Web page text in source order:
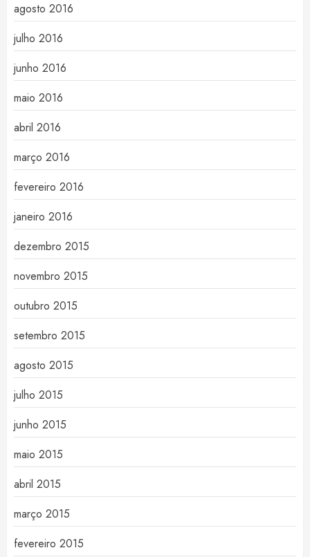
agosto 2016
julho 2016
junho 2016
maio 2016
abril 2016
março 2016
fevereiro 2016
janeiro 2016
dezembro 2015
novembro 2015
outubro 2015
setembro 2015
agosto 2015
julho 2015
junho 2015
maio 2015
abril 2015
março 2015
fevereiro 2015